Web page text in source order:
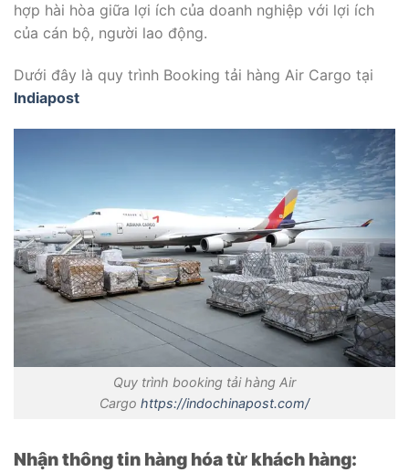
hợp hài hòa giữa lợi ích của doanh nghiệp với lợi ích
của cán bộ, người lao động.
Dưới đây là quy trình Booking tải hàng Air Cargo tại
Indiapost
Quy trình booking tải hàng Air
Cargo https://indochinapost.com/
Nhận thông tin hàng hóa từ khách hàng: